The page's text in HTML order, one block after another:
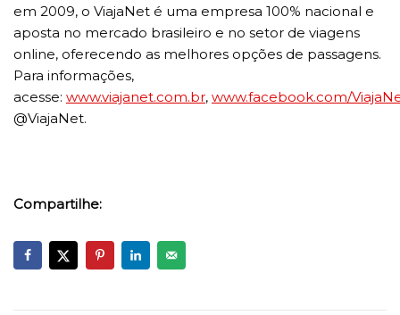
em 2009, o ViajaNet é uma empresa 100% nacional e
aposta no mercado brasileiro e no setor de viagens
online, oferecendo as melhores opções de passagens.
Para informações,
acesse: www.viajanet.com.br, www.facebook.com/
@ViajaNet.
Compartilhe: